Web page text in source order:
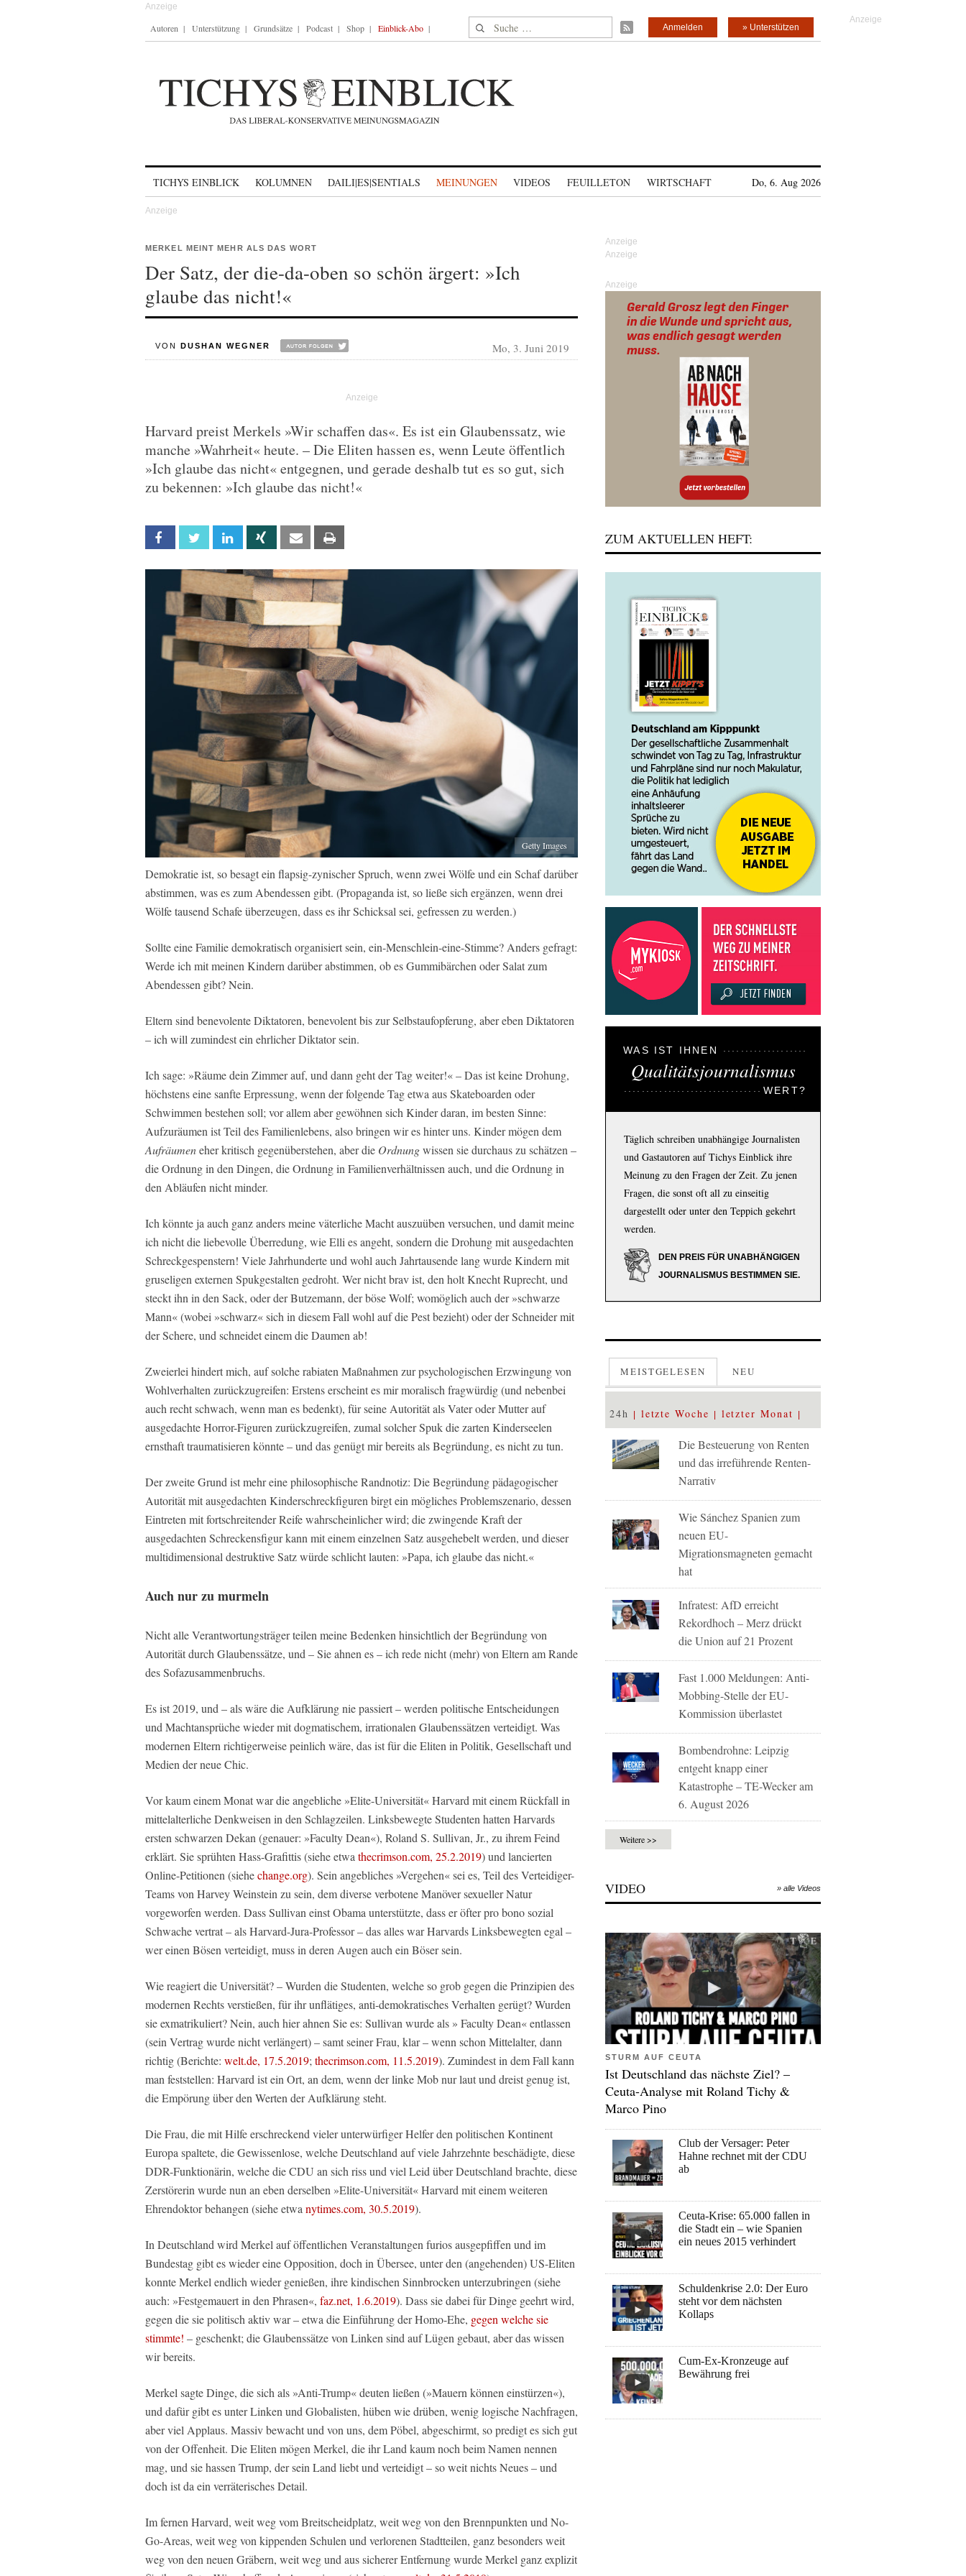
Autoren Unterstützung Grundsätze Podcast Shop Einblick-Abo Suche nach: » Unterstützen
Anmelden
TICHYS EINBLICK KOLUMNEN DAILI|ES|SENTIALS MEINUNGEN VIDEOS FEUILLETON WIRTSCHAFT Do, 6. Aug 2026
MERKEL MEINT MEHR ALS DAS WORT
Der Satz, der die-da-oben so schön ärgert: »Ich
glaube das nicht!«
VON DUSHAN WEGNER Mo, 3. Juni 2019
Harvard preist Merkels »Wir schaffen das«. Es ist ein Glaubenssatz, wie
manche »Wahrheit« heute. – Die Eliten hassen es, wenn Leute öffentlich
»Ich glaube das nicht« entgegnen, und gerade deshalb tut es so gut, sich
zu bekennen: »Ich glaube das nicht!«
Facebook Twitter Linkedin Xing Email
Getty Images
Demokratie ist, so besagt ein flapsig-zynischer Spruch, wenn zwei Wölfe und ein Schaf darüber
abstimmen, was es zum Abendessen gibt. (Propaganda ist, so ließe sich ergänzen, wenn drei
Wölfe tausend Schafe überzeugen, dass es ihr Schicksal sei, gefressen zu werden.)
Sollte eine Familie demokratisch organisiert sein, ein-Menschlein-eine-Stimme? Anders gefragt:
Werde ich mit meinen Kindern darüber abstimmen, ob es Gummibärchen oder Salat zum
Abendessen gibt? Nein.
Eltern sind benevolente Diktatoren, benevolent bis zur Selbstaufopferung, aber eben Diktatoren
– ich will zumindest ein ehrlicher Diktator sein.
Ich sage: »Räume dein Zimmer auf, und dann geht der Tag weiter!« – Das ist keine Drohung,
höchstens eine sanfte Erpressung, wenn der folgende Tag etwa aus Skateboarden oder
Schwimmen bestehen soll; vor allem aber gewöhnen sich Kinder daran, im besten Sinne:
Aufzuräumen ist Teil des Familienlebens, also bringen wir es hinter uns. Kinder mögen dem
Aufräumeneher kritisch gegenüberstehen, aber die Ordnungwissen sie durchaus zu schätzen –
die Ordnung in den Dingen, die Ordnung in Familienverhältnissen auch, und die Ordnung in
den Abläufen nicht minder.
Ich könnte ja auch ganz anders meine väterliche Macht auszuüben versuchen, und damit meine
ich nicht die liebevolle Überredung, wie Elli es angeht, sondern die Drohung mit ausgedachten
Schreckgespenstern! Viele Jahrhunderte und wohl auch Jahrtausende lang wurde Kindern mit
gruseligen externen Spukgestalten gedroht. Wer nicht brav ist, den holt Knecht Ruprecht, und
steckt ihn in den Sack, oder der Butzemann, der böse Wolf; womöglich auch der »schwarze
Mann« (wobei »schwarz« sich in diesem Fall wohl auf die Pest bezieht) oder der Schneider mit
der Schere, und schneidet einem die Daumen ab!
Zweierlei hindert mich, auf solche rabiaten Maßnahmen zur psychologischen Erzwingung von
Wohlverhalten zurückzugreifen: Erstens erscheint es mir moralisch fragwürdig (und nebenbei
auch recht schwach, wenn man es bedenkt), für seine Autorität als Vater oder Mutter auf
ausgedachte Horror-Figuren zurückzugreifen, zumal solcher Spuk die zarten Kinderseelen
ernsthaft traumatisieren könnte – und das genügt mir bereits als Begründung, es nicht zu tun.
Der zweite Grund ist mehr eine philosophische Randnotiz: Die Begründung pädagogischer
Autorität mit ausgedachten Kinderschreckfiguren birgt ein mögliches Problemszenario, dessen
Eintreten mit fortschreitender Reife wahrscheinlicher wird; die zwingende Kraft der
ausgedachten Schreckensfigur kann mit einem einzelnen Satz ausgehebelt werden, und dieser
multidimensional destruktive Satz würde schlicht lauten: »Papa, ich glaube das nicht.«
Auch nur zu murmeln
Nicht alle Verantwortungsträger teilen meine Bedenken hinsichtlich der Begründung von
Autorität durch Glaubenssätze, und – Sie ahnen es – ich rede nicht (mehr) von Eltern am Rande
des Sofazusammenbruchs.
Es ist 2019, und – als wäre die Aufklärung nie passiert – werden politische Entscheidungen
und Machtansprüche wieder mit dogmatischem, irrationalen Glaubenssätzen verteidigt. Was
modernen Eltern richtigerweise peinlich wäre, das ist für die Eliten in Politik, Gesellschaft und
Medien der neue Chic.
Vor kaum einem Monat war die angebliche »Elite-Universität« Harvard mit einem Rückfall in
mittelalterliche Denkweisen in den Schlagzeilen. Linksbewegte Studenten hatten Harvards
ersten schwarzen Dekan (genauer: »Faculty Dean«), Roland S. Sullivan, Jr., zu ihrem Feind
erklärt. Sie sprühten Hass-Grafittis (siehe etwa thecrimson.com, 25.2.2019) und lancierten
Online-Petitionen (siehechange.org). Sein angebliches »Vergehen« sei es, Teil des Verteidiger-
Teams von Harvey Weinstein zu sein, dem diverse verbotene Manöver sexueller Natur
vorgeworfen werden. Dass Sullivan einst Obama unterstützte, dass er öfter pro bono sozial
Schwache vertrat – als Harvard-Jura-Professor – das alles war Harvards Linksbewegten egal –
wer einen Bösen verteidigt, muss in deren Augen auch ein Böser sein.
Wie reagiert die Universität? – Wurden die Studenten, welche so grob gegen die Prinzipien des
modernen Rechts verstießen, für ihr unflätiges, anti-demokratisches Verhalten gerügt? Wurden
sie exmatrikuliert? Nein, auch hier ahnen Sie es: Sullivan wurde als » Faculty Dean« entlassen
(sein Vertrag wurde nicht verlängert) – samt seiner Frau, klar – wenn schon Mittelalter, dann
richtig (Berichte: welt.de, 17.5.2019; thecrimson.com, 11.5.2019). Zumindest in dem Fall kann
man feststellen: Harvard ist ein Ort, an dem, wenn der linke Mob nur laut und dreist genug ist,
die Empörung über den Werten der Aufklärung steht.
Die Frau, die mit Hilfe erschreckend vieler unterwürfiger Helfer den politischen Kontinent
Europa spaltete, die Gewissenlose, welche Deutschland auf viele Jahrzehnte beschädigte, diese
DDR-Funktionärin, welche die CDU an sich riss und viel Leid über Deutschland brachte, diese
Zerstörerin wurde nun an eben derselben »Elite-Universität« Harvard mit einem weiteren
Ehrendoktor behangen (siehe etwa nytimes.com, 30.5.2019).
In Deutschland wird Merkel auf öffentlichen Veranstaltungen furios ausgepfiffen und im
Bundestag gibt es wieder eine Opposition, doch in Übersee, unter den (angehenden) US-Eliten
konnte Merkel endlich wieder genießen, ihre kindischen Sinnbrocken unterzubringen (siehe
auch: »Festgemauert in den Phrasen«, faz.net, 1.6.2019). Dass sie dabei für Dinge geehrt wird,
gegen die sie politisch aktiv war – etwa die Einführung der Homo-Ehe, gegen welche sie
stimmte! – geschenkt; die Glaubenssätze von Linken sind auf Lügen gebaut, aber das wissen
wir bereits.
Merkel sagte Dinge, die sich als »Anti-Trump« deuten ließen (»Mauern können einstürzen«),
und dafür gibt es unter Linken und Globalisten, hüben wie drüben, wenig logische Nachfragen,
aber viel Applaus. Massiv bewacht und von uns, dem Pöbel, abgeschirmt, so predigt es sich gut
von der Offenheit. Die Eliten mögen Merkel, die ihr Land kaum noch beim Namen nennen
mag, und sie hassen Trump, der sein Land liebt und verteidigt – so weit nichts Neues – und
doch ist da ein verräterisches Detail.
Im fernen Harvard, weit weg vom Breitscheidplatz, weit weg von den Brennpunkten und No-
Go-Areas, weit weg von kippenden Schulen und verlorenen Stadtteilen, ganz besonders weit
weg von den neuen Gräbern, weit weg und aus sicherer Entfernung wurde Merkel ganz explizit
Anzeige
ZUM AKTUELLEN HEFT:
WAS IST IHNEN
Qualitätsjournalismus
WERT?
Täglich schreiben unabhängige Journalisten
und Gastautoren auf Tichys Einblick ihre
Meinung zu den Fragen der Zeit. Zu jenen
Fragen, die sonst oft all zu einseitig
dargestellt oder unter den Teppich gekehrt
werden.
DEN PREIS FÜR UNABHÄNGIGEN
JOURNALISMUS BESTIMMEN SIE.
MEISTGELESEN NEU
24h letzte Woche letzter Monat
Die Besteuerung von Renten
und das irreführende Renten-
Narrativ
Wie Sánchez Spanien zum
neuen EU-
Migrationsmagneten gemacht
hat
Infratest: AfD erreicht
Rekordhoch – Merz drückt
die Union auf 21 Prozent
Fast 1.000 Meldungen: Anti-
Mobbing-Stelle der EU-
Kommission überlastet
Bombendrohne: Leipzig
entgeht knapp einer
Katastrophe – TE-Wecker am
6. August 2026
Weitere >>
VIDEO » alle Videos
STURM AUF CEUTA
Ist Deutschland das nächste Ziel? –
Ceuta-Analyse mit Roland Tichy &
Marco Pino
Club der Versager: Peter
Hahne rechnet mit der CDU
ab
Ceuta-Krise: 65.000 fallen in
die Stadt ein – wie Spanien
ein neues 2015 verhindert
Schuldenkrise 2.0: Der Euro
steht vor dem nächsten
Kollaps
Cum-Ex-Kronzeuge auf
Bewährung frei